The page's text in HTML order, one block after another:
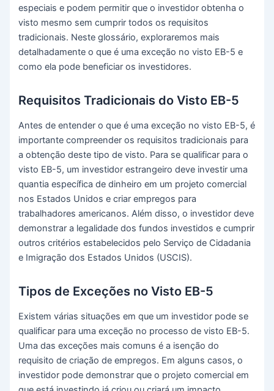
especiais e podem permitir que o investidor obtenha o
visto mesmo sem cumprir todos os requisitos
tradicionais. Neste glossário, exploraremos mais
detalhadamente o que é uma exceção no visto EB-5 e
como ela pode beneficiar os investidores.
Requisitos Tradicionais do Visto EB-5
Antes de entender o que é uma exceção no visto EB-5, é
importante compreender os requisitos tradicionais para
a obtenção deste tipo de visto. Para se qualificar para o
visto EB-5, um investidor estrangeiro deve investir uma
quantia específica de dinheiro em um projeto comercial
nos Estados Unidos e criar empregos para
trabalhadores americanos. Além disso, o investidor deve
demonstrar a legalidade dos fundos investidos e cumprir
outros critérios estabelecidos pelo Serviço de Cidadania
e Imigração dos Estados Unidos (USCIS).
Tipos de Exceções no Visto EB-5
Existem várias situações em que um investidor pode se
qualificar para uma exceção no processo de visto EB-5.
Uma das exceções mais comuns é a isenção do
requisito de criação de empregos. Em alguns casos, o
investidor pode demonstrar que o projeto comercial em